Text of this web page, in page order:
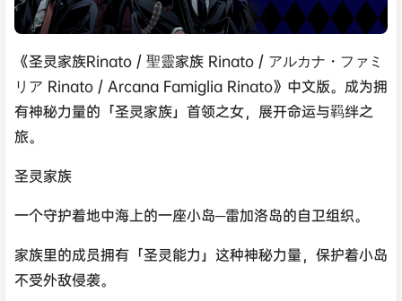
《圣灵家族Rinato / 聖靈家族 Rinato / アルカナ・ファミ
リア Rinato / Arcana Famiglia Rinato》中文版。成为拥
有神秘力量的「圣灵家族」首领之女，展开命运与羁绊之
旅。
圣灵家族
一个守护着地中海上的一座小岛─雷加洛岛的自卫组织。
家族里的成员拥有「圣灵能力」这种神秘力量，保护着小岛
不受外敌侵袭。